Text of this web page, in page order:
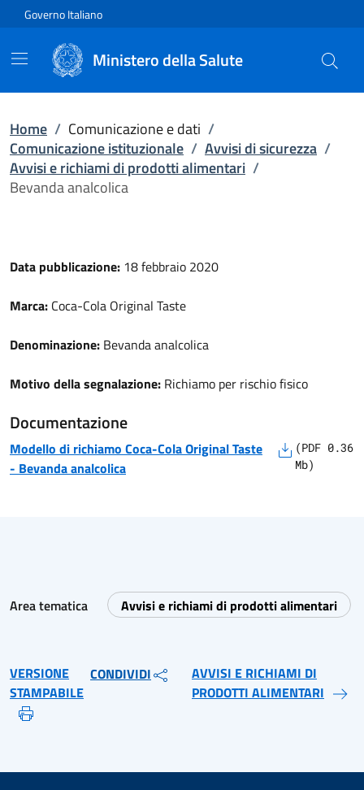
Vai direttamente al contenuto
Governo Italiano
Ministero della Salute
Home / Comunicazione e dati /
Comunicazione istituzionale / Avvisi di sicurezza /
Avvisi e richiami di prodotti alimentari /
Bevanda analcolica
Data pubblicazione: 18 febbraio 2020
Marca: Coca-Cola Original Taste
Denominazione: Bevanda analcolica
Motivo della segnalazione: Richiamo per rischio fisico
Documentazione
Modello di richiamo Coca-Cola Original Taste
- Bevanda analcolica
(PDF 0.36
Mb)
Area tematica Avvisi e richiami di prodotti alimentari
VERSIONE
STAMPABILE
CONDIVIDI
AVVISI E RICHIAMI DI
PRODOTTI ALIMENTARI